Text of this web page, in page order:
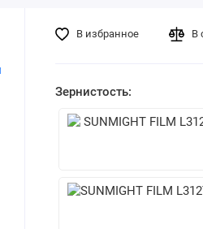
В избранное В
Зернистость: